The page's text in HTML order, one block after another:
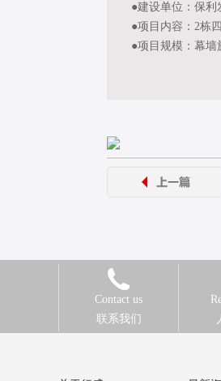
●建设单位：保利
●项目内容：2栋
●项目规模：幕墙
Contact us
联系我们